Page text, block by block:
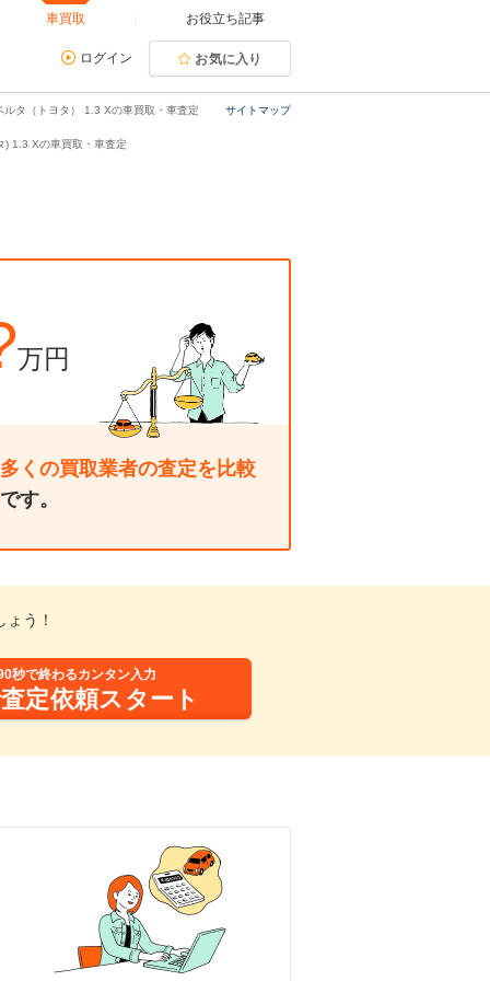
車買取 お役立ち記事
ログイン お気に入り
サイトマップ
ルタ（トヨタ） 1.3 Xの車買取・車査定
) 1.3 Xの車買取・車査定
万円
くの買取業者の査定を比較
です。
う！
秒で終わるカンタン入力
定依頼スタート